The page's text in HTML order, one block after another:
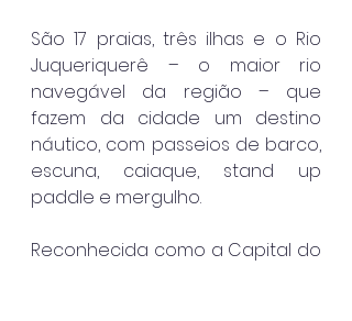
São 17 praias, três ilhas e o Rio
Juqueriquerê – o maior rio
navegável da região – que
fazem da cidade um destino
náutico, com passeios de barco,
escuna, caiaque, stand up
paddle e mergulho.
Reconhecida como a Capital do